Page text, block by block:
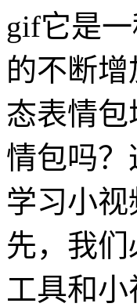
gif它是
的不断
态表情
情包吗
学习小
先，我
工具和